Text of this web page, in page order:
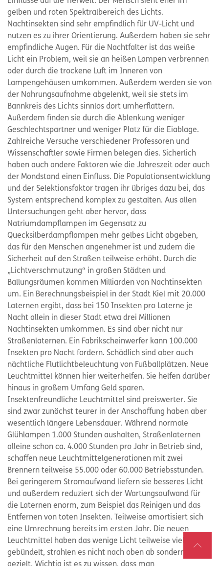
gelben und roten Spektralbereich des Lichts.
Nachtinsekten sind sehr empfindlich für UV-Licht und
nutzen es zu ihrer Orientierung. Außerdem haben sie sehr
empfindliche Augen. Für die Nachtfalter ist das weiße
Licht ein Problem, weil sie an heißen Lampen verbrennen
oder durch die trockene Luft im Inneren von
Lampengehäusen umkommen. Außerdem werden sie von
der Nahrungsaufnahme abgelenkt, weil sie stets im
Bannkreis des Lichts sinnlos dort umherflattern.
Außerdem finden sie durch die Ablenkung weniger
Geschlechtspartner und weniger Platz für die Eiablage.
Zahlreiche Versuche verschiedener Professoren und
Wissenschaftler sowie Firmen belegen dies. Sicherlich
haben auch andere Faktoren wie die Jahreszeit oder auch
der Mondstand einen Einfluss. Die Populationsentwicklung
und der Selektionsfaktor tragen ihr übriges dazu bei, das
System entsprechend komplex zu gestalten. Aus allen
Untersuchungen geht aber hervor, dass
Natriumdampflampen im Gegensatz zu
Quecksilberdampflampen mehr gelbes Licht abgeben,
das für den Menschen angenehmer ist und zudem die
Sicherheit auf den Straßen teilweise erhöht. Durch die
„Lichtverschmutzung“ in großen Städten und
Ballungsräumen kommen Milliarden von Nachtinsekten
um. Ein Berechnungsbeispiel in der Stadt Kiel mit 20.000
Laternen ergibt, dass bei 150 Insekten pro Laterne je
Nacht allein in dieser Stadt etwa drei Millionen
Nachtinsekten umkommen. Es sind aber nicht nur
Straßenlaternen. Ein Fabrikscheinwerfer kann 100.000
Insekten pro Nacht fordern. Schädlich sind aber auch
nächtliche Flutlichtbeleuchtung von Fußballplätzen. Neue
Leuchtmittel können hier weiterhelfen. Sie helfen darüber
hinaus in großem Umfang Geld sparen.
Insektenfreundliche Leuchtmittel sind preiswerter. Sie
sind zwar zunächst teurer in der Anschaffung haben aber
wesentlich längere Lebensdauer. Während normale
Glühlampen 1.000 Stunden aushalten, Straßenlaternen
alleine schon ca. 4.000 Stunden pro Jahr in Betrieb sind,
schaffen neue Leuchtmittelgenerationen mit zwei
Brennern teilweise 55.000 oder 60.000 Betriebsstunden.
Bei geringerem Stromaufwand liefern sie besseres Licht
und außerdem reduziert sich der Wartungsaufwand für
die Laternen enorm, zum Beispiel das Reinigen und das
Entfernen von toten Insekten. Teilweise amortisiert sich
eine Umrechnung bereits im ersten Jahr. Die neuen
Leuchtmittel haben das wenige Licht teilweise viel besser
gebündelt, strahlen es nicht nach oben ab sondern,